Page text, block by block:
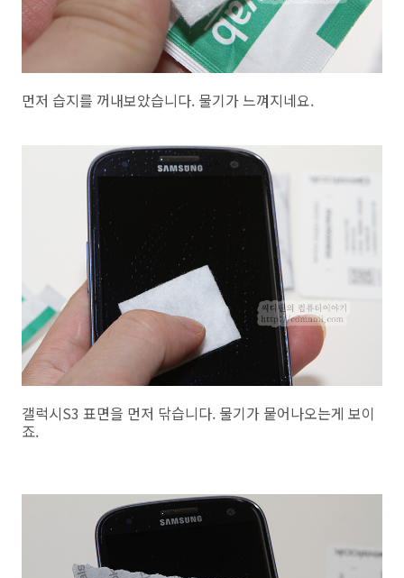
먼저 습지를 꺼내보았습니다. 물기가 느껴지네요.
갤럭시S3 표면을 먼저 닦습니다. 물기가 뭍어나오는게 보이
죠.